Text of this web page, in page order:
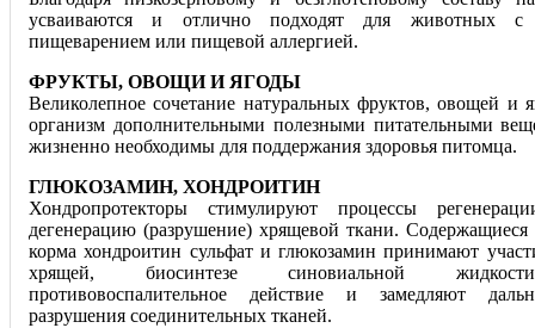
усваиваются и отлично подходят для животных с
пищеварением или пищевой аллергией.
ФРУКТЫ, ОВОЩИ И ЯГОДЫ
Великолепное сочетание натуральных фруктов, овощей и
организм дополнительными полезными питательными
жизненно необходимы для поддержания здоровья питомца.
ГЛЮКОЗАМИН, ХОНДРОИТИН
Хондропротекторы стимулируют процессы
дегенерацию (разрушение) хрящевой ткани. Содержащиеся
корма хондроитин сульфат и глюкозамин принимают
хрящей, биосинтезе синовиальной
противовоспалительное действие и замедляют
разрушения соединительных тканей.